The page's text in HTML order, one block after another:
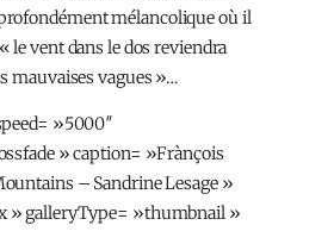
mélancolique où il
le vent dans le dos reviendra
mauvaises vagues »…
»5000″
» caption= »Frànçois
– Sandrine Lesage »
» galleryType= »thumbnail »